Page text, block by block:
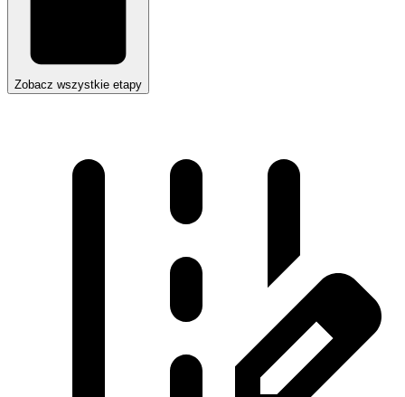
Zobacz wszystkie etapy